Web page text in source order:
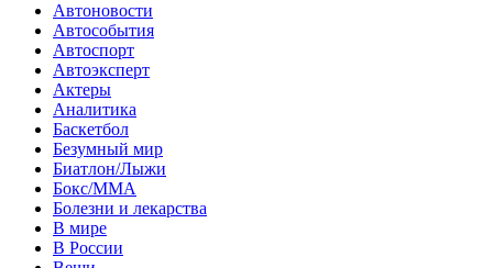
Автоновости
Автособытия
Автоспорт
Автоэксперт
Актеры
Аналитика
Баскетбол
Безумный мир
Биатлон/Лыжи
Бокс/MMA
Болезни и лекарства
В мире
В России